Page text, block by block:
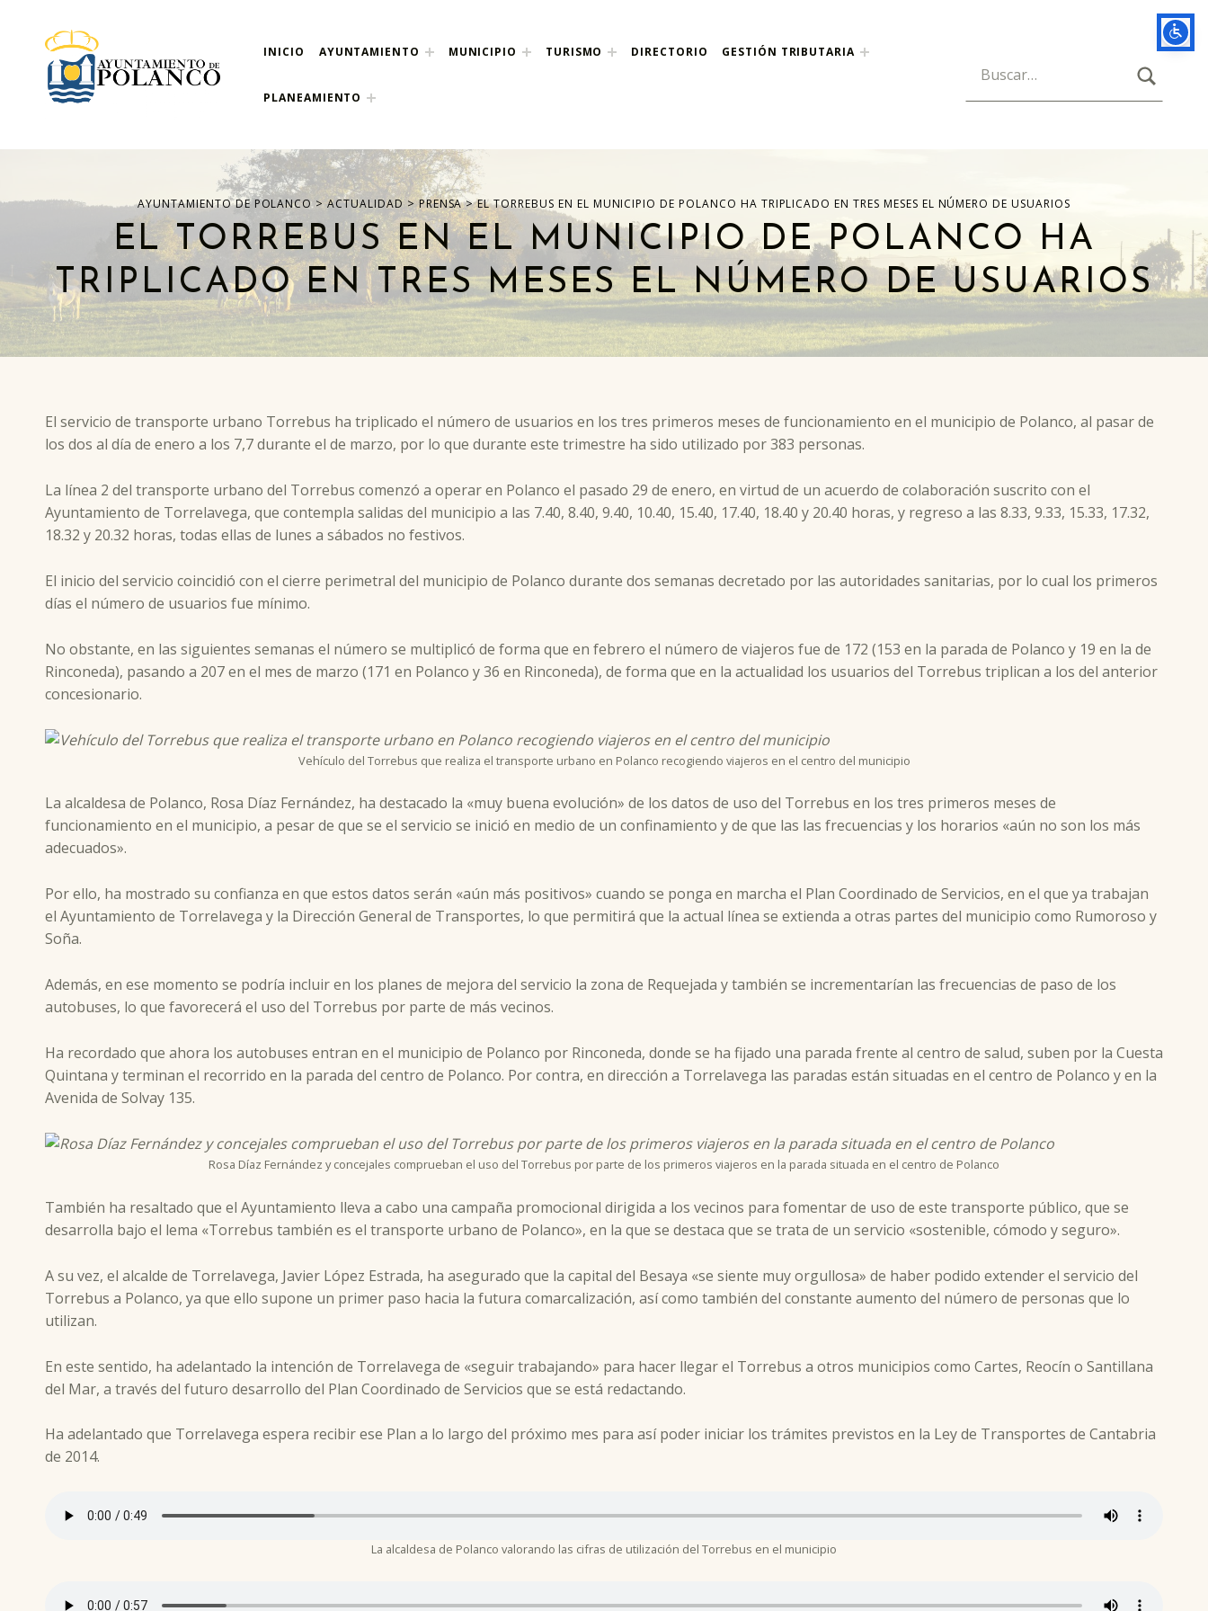
ayuntamiento de polanco
AYUNTAMIENTO DE POLANCO
INICIO AYUNTAMIENTO MUNICIPIO TURISMO DIRECTORIO GESTIÓN TRIBUTARIA
PLANEAMIENTO
Búsqueda para:
AYUNTAMIENTO DE POLANCO>ACTUALIDAD >PRENSA>EL TORREBUS EN EL MUNICIPIO DE POLANCO HA TRIPLICADO EN TRES MESES EL NÚMERO DE USUARIOS
EL TORREBUS EN EL MUNICIPIO DE POLANCO HA
TRIPLICADO EN TRES MESES EL NÚMERO DE USUARIOS
El servicio de transporte urbano Torrebus ha triplicado el número de usuarios en los tres primeros meses de funcionamiento en el municipio de Polanco, al pasar de
los dos al día de enero a los 7,7 durante el de marzo, por lo que durante este trimestre ha sido utilizado por 383 personas.
La línea 2 del transporte urbano del Torrebus comenzó a operar en Polanco el pasado 29 de enero, en virtud de un acuerdo de colaboración suscrito con el
Ayuntamiento de Torrelavega, que contempla salidas del municipio a las 7.40, 8.40, 9.40, 10.40, 15.40, 17.40, 18.40 y 20.40 horas, y regreso a las 8.33, 9.33, 15.33, 17.32,
18.32 y 20.32 horas, todas ellas de lunes a sábados no festivos.
El inicio del servicio coincidió con el cierre perimetral del municipio de Polanco durante dos semanas decretado por las autoridades sanitarias, por lo cual los primeros
días el número de usuarios fue mínimo.
No obstante, en las siguientes semanas el número se multiplicó de forma que en febrero el número de viajeros fue de 172 (153 en la parada de Polanco y 19 en la de
Rinconeda), pasando a 207 en el mes de marzo (171 en Polanco y 36 en Rinconeda), de forma que en la actualidad los usuarios del Torrebus triplican a los del anterior
concesionario.
Vehículo del Torrebus que realiza el transporte urbano en Polanco recogiendo viajeros en el centro del municipio
La alcaldesa de Polanco, Rosa Díaz Fernández, ha destacado la «muy buena evolución» de los datos de uso del Torrebus en los tres primeros meses de
funcionamiento en el municipio, a pesar de que se el servicio se inició en medio de un confinamiento y de que las las frecuencias y los horarios «aún no son los más
adecuados».
Por ello, ha mostrado su confianza en que estos datos serán «aún más positivos» cuando se ponga en marcha el Plan Coordinado de Servicios, en el que ya trabajan
el Ayuntamiento de Torrelavega y la Dirección General de Transportes, lo que permitirá que la actual línea se extienda a otras partes del municipio como Rumoroso y
Soña.
Además, en ese momento se podría incluir en los planes de mejora del servicio la zona de Requejada y también se incrementarían las frecuencias de paso de los
autobuses, lo que favorecerá el uso del Torrebus por parte de más vecinos.
Ha recordado que ahora los autobuses entran en el municipio de Polanco por Rinconeda, donde se ha fijado una parada frente al centro de salud, suben por la Cuesta
Quintana y terminan el recorrido en la parada del centro de Polanco. Por contra, en dirección a Torrelavega las paradas están situadas en el centro de Polanco y en la
Avenida de Solvay 135.
Rosa Díaz Fernández y concejales comprueban el uso del Torrebus por parte de los primeros viajeros en la parada situada en el centro de Polanco
También ha resaltado que el Ayuntamiento lleva a cabo una campaña promocional dirigida a los vecinos para fomentar de uso de este transporte público, que se
desarrolla bajo el lema «Torrebus también es el transporte urbano de Polanco», en la que se destaca que se trata de un servicio «sostenible, cómodo y seguro».
A su vez, el alcalde de Torrelavega, Javier López Estrada, ha asegurado que la capital del Besaya «se siente muy orgullosa» de haber podido extender el servicio del
Torrebus a Polanco, ya que ello supone un primer paso hacia la futura comarcalización, así como también del constante aumento del número de personas que lo
utilizan.
En este sentido, ha adelantado la intención de Torrelavega de «seguir trabajando» para hacer llegar el Torrebus a otros municipios como Cartes, Reocín o Santillana
del Mar, a través del futuro desarrollo del Plan Coordinado de Servicios que se está redactando.
Ha adelantado que Torrelavega espera recibir ese Plan a lo largo del próximo mes para así poder iniciar los trámites previstos en la Ley de Transportes de Cantabria
de 2014.
La alcaldesa de Polanco valorando las cifras de utilización del Torrebus en el municipio